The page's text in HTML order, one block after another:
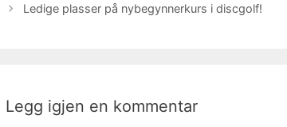
Ledige plasser på nybegynnerkurs i discgolf!
Legg igjen en kommentar